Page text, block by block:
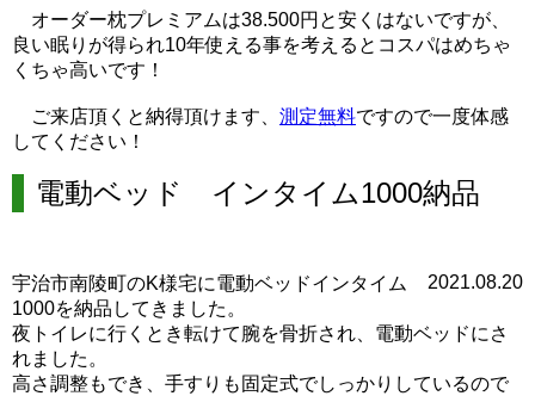
オーダー枕プレミアムは38.500円と安くはないですが、
良い眠りが得られ10年使える事を考えるとコスパはめちゃ
くちゃ高いです！
ご来店頂くと納得頂けます、 測定無料ですので一度体感
してください！
電動ベッド インタイム1000納品
2021.08.20
宇治市南陵町のK様宅に電動ベッドインタイム
1000を納品してきました。
夜トイレに行くとき転けて腕を骨折され、電動ベッドにさ
れました。
高さ調整もでき、手すりも固定式でしっかりしているので